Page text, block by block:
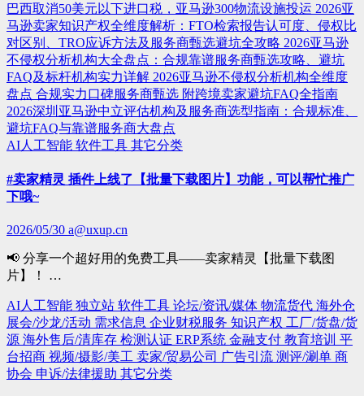
巴西取消50美元以下进口税，亚马逊300物流设施投运 2026亚
马逊卖家知识产权全维度解析：FTO检索报告认可度、侵权比
对区别、TRO应诉方法及服务商甄选避坑全攻略 2026亚马逊
不侵权分析机构大全盘点：合规靠谱服务商甄选攻略、避坑
FAQ及标杆机构实力详解 2026亚马逊不侵权分析机构全维度
盘点 合规实力口碑服务商甄选 附跨境卖家避坑FAQ全指南
2026深圳亚马逊中立评估机构及服务商选型指南：合规标准、
避坑FAQ与靠谱服务商大盘点
AI人工智能 软件工具 其它分类
#卖家精灵 插件上线了【批量下载图片】功能，可以帮忙推广
下哦~
2026/05/30 a@uxup.cn
📢 分享一个超好用的免费工具——卖家精灵【批量下载图
片】！ …
AI人工智能 独立站 软件工具 论坛/资讯/媒体 物流货代 海外仓
展会/沙龙/活动 需求信息 企业财税服务 知识产权 工厂/货盘/货
源 海外售后/清库存 检测认证 ERP系统 金融支付 教育培训 平
台招商 视频/摄影/美工 卖家/贸易公司 广告引流 测评/涮单 商
协会 申诉/法律援助 其它分类